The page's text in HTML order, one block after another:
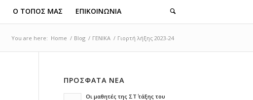
Ο ΤΟΠΟΣ ΜΑΣ ΕΠΙΚΟΙΝΩΝΙΑ
You are here: Home / Blog / ΓΕΝΙΚΑ / Γιορτή λήξης 2023-24
ΠΡΟΣΦΑΤΑ ΝΕΑ
Οι μαθητές της ΣΤ΄ τάξης του